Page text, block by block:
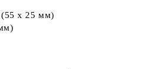
(55 x 25 мм)